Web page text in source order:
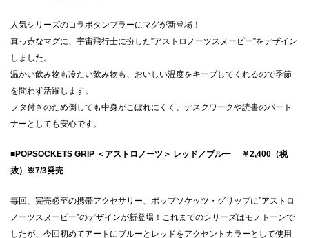
人気シリーズのコラボタンブラーにマグが新登場！
真っ赤なマグに、宇宙飛行士に扮した”アストロノーツスヌーピー”をデザイン
しました。
温かい飲み物も冷たい飲み物も、おいしい温度をキープしてくれるので季節
を問わず活躍します。
フタ付きのため倒しても中身がこぼれにくく、デスクワークや読書のパート
ナーとしても安心です。
■POPSOCKETS GRIP ＜アストロノーツ＞ レッド／ブルー ￥2,400（税
抜）※7/3発売
毎回、完売必至の携帯アクセサリー、ポップソケッツ・グリップに”アストロ
ノーツスヌーピー”のデザインが新登場！これまでのシリーズはモノトーンで
したが、今回初めてアートにブルーとレッドをアクセントカラーとして使用